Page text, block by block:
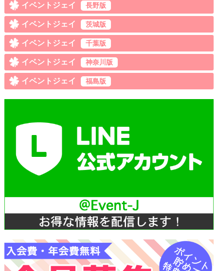
イベントジェイ 長野版
イベントジェイ 茨城版
イベントジェイ 千葉版
イベントジェイ 神奈川版
イベントジェイ 福島版